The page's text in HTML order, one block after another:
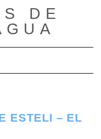
DE
modo de navegación
ESTELI – EL